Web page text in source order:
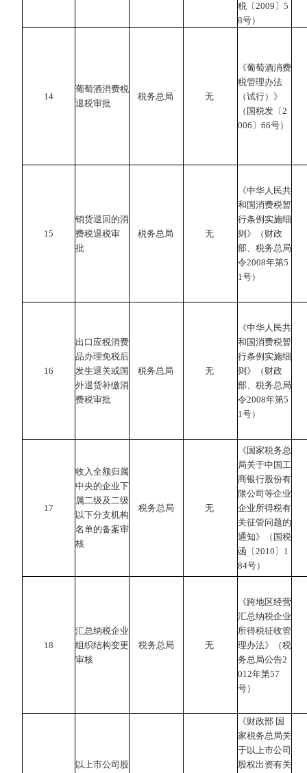
税〔2009〕5
8号）
14
葡萄酒消费税
退税审批
税务总局 无
《葡萄酒消费
税管理办法
（试行）》
（国税发〔2
006〕66号）
15
销货退回的消
费税退税审
批
税务总局 无
《中华人民共
和国消费税暂
行条例实施细
则》（财政
部、税务总局
令2008年第5
1号）
16
出口应税消费
品办理免税后
发生退关或国
外退货补缴消
费税审批
税务总局 无
《中华人民共
和国消费税暂
行条例实施细
则》（财政
部、税务总局
令2008年第5
1号）
17
收入全额归属
中央的企业下
属二级及二级
以下分支机构
名单的备案审
核
税务总局 无
《国家税务总
局关于中国工
商银行股份有
限公司等企业
企业所得税有
关征管问题的
通知》（国税
函〔2010〕1
84号）
18
汇总纳税企业
组织结构变更
审核
税务总局 无
《跨地区经营
汇总纳税企业
所得税征收管
理办法》（税
务总局公告2
012年第57
号）
以上市公司股
《财政部 国
家税务总局关
于以上市公司
股权出资有关